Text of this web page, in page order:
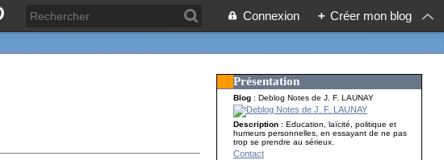
Connexion + Créer mon blog
Présentation
Blog : Deblog Notes de J. F. LAUNAY
Description: Education, laïcité, politique et
humeurs personnelles, en essayant de ne pas
trop se prendre au sérieux.
Contact